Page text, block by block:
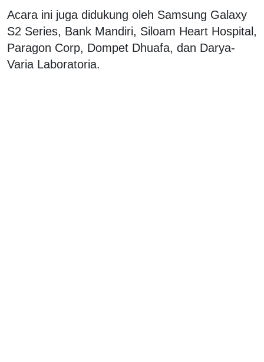
Acara ini juga didukung oleh Samsung Galaxy
S2 Series, Bank Mandiri, Siloam Heart Hospital,
Paragon Corp, Dompet Dhuafa, dan Darya-
Varia Laboratoria.